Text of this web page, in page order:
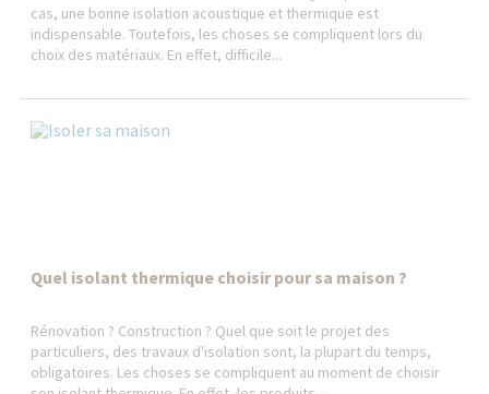
cas, une bonne isolation acoustique et thermique est
indispensable. Toutefois, les choses se compliquent lors du
choix des matériaux. En effet, difficile...
Quel isolant thermique choisir pour sa maison ?
Rénovation ? Construction ? Quel que soit le projet des
particuliers, des travaux d'isolation sont, la plupart du temps,
obligatoires. Les choses se compliquent au moment de choisir